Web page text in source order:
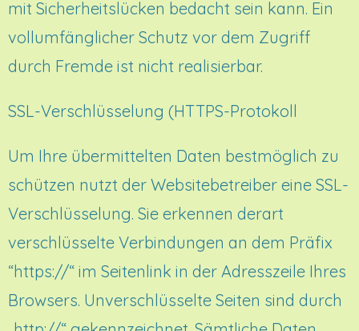
mit Sicherheitslücken bedacht sein kann. Ein
vollumfänglicher Schutz vor dem Zugriff
durch Fremde ist nicht realisierbar.
SSL-Verschlüsselung (HTTPS-Protokoll
Um Ihre übermittelten Daten bestmöglich zu
schützen nutzt der Websitebetreiber eine SSL-
Verschlüsselung. Sie erkennen derart
verschlüsselte Verbindungen an dem Präfix
“https://“ im Seitenlink in der Adresszeile Ihres
Browsers. Unverschlüsselte Seiten sind durch